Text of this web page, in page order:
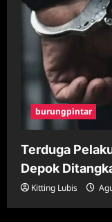
burungpintar
Terduga
Depok
Kitting Lubis